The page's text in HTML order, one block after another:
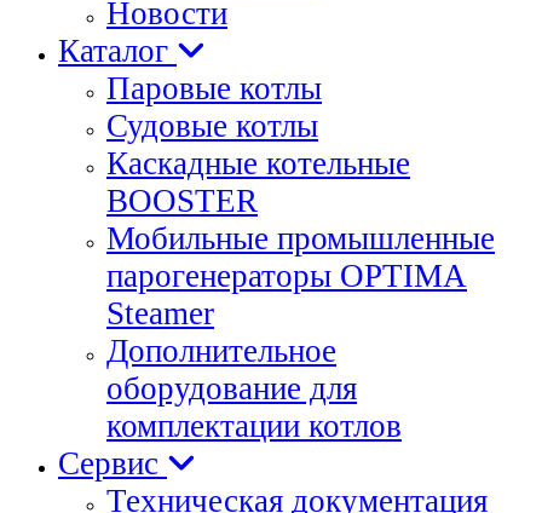
Новости
Каталог
Паровые котлы
Судовые котлы
Каскадные котельные
BOOSTER
Мобильные промышленные
парогенераторы OPTIMA
Steamer
Дополнительное
оборудование для
комплектации котлов
Сервис
Техническая документация